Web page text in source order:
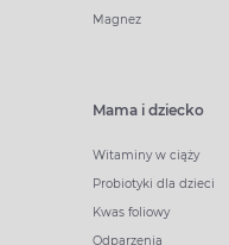
Magnez
Mama i dziecko
Witaminy w ciąży
Probiotyki dla dzieci
Kwas foliowy
Odparzenia